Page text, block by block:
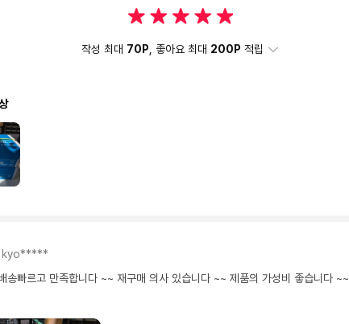
작성 최대 70P , 좋아요 최대 200P 적립
kyo*****
송빠르고 만족합니다 ~~ 재구매 의사 있습니다 ~~ 제품의 가성비 좋습니다 ~~